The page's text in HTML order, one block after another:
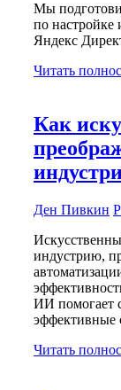
Мы
по настройке
Яндекс
Читать
Как
Ден Пивкин
индустрию,
ИИ помогает
эффективные
Читать